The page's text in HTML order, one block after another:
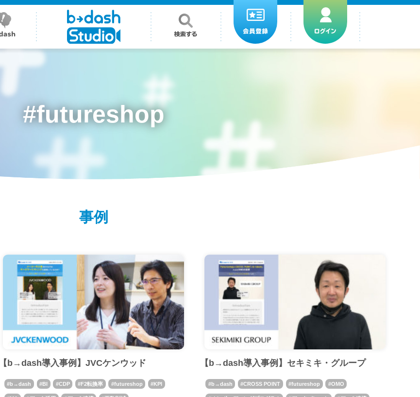
#futureshop
事例
【b→dash導入事例】JVCケンウッド
b→dash BI CDP F2転換率 futureshop KPI
【b→dash導入事例】セキミキ・グループ
b→dash CROSS POINT futureshop OMO